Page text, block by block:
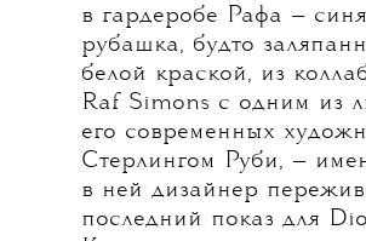
в гардеробе Рафа —
рубашка, будто
белой краской, из
Raf Simons с одним из
его современных
Стерлингом Руби, —
в ней дизайнер
последний показ для